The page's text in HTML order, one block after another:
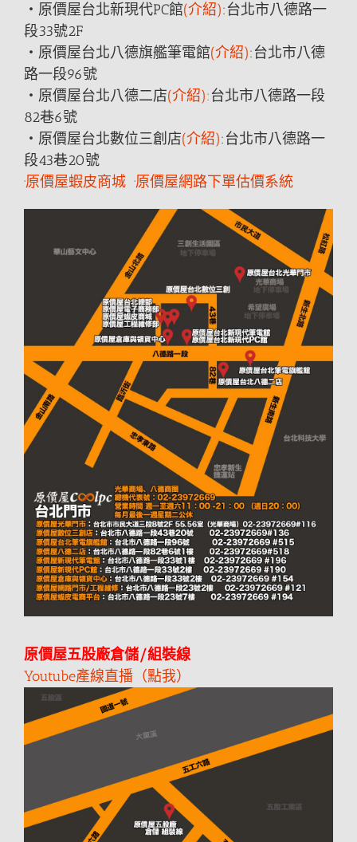
‧原價屋台北新現代PC館(介紹):台北市八德路一
段33號2F
‧原價屋台北八德旗艦筆電館(介紹):台北市八德
路一段96號
‧原價屋台北八德二店(介紹):台北市八德路一段
82巷6號
‧原價屋台北數位三創店(介紹):台北市八德路一
段43巷20號
·原價屋蝦皮商城 ·原價屋網路下單估價系統
原價屋五股廠倉儲/組裝線
Youtube產線直播（點我）